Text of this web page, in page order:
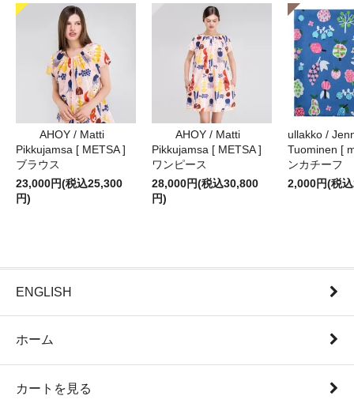
AHOY / Matti
Pikkujamsa [ METSA ]
ブラウス
23,000円(税込25,300
円)
AHOY / Matti
Pikkujamsa [ METSA ]
ワンピース
28,000円(税込30,800
円)
ullakko /
Tuominen [
ンカチーフ
2,000円(税
ENGLISH
ホーム
カートを見る